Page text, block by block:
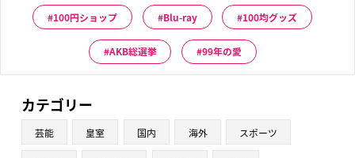
100円ショップ Blu-ray 100均グッズ
AKB総選挙 99年の愛
カテゴリー
芸能 皇室 国内 海外 スポーツ